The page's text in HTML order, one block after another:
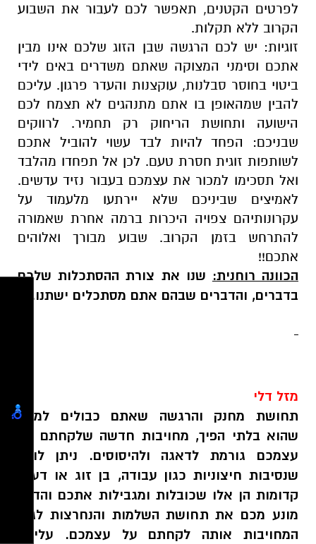
לפרטים הקטנים, תאפשר לכם לעבור את השבוע
הקרוב ללא תקלות.
זוגיות: יש לכם הרגשה שבן הזוג שלכם אינו מבין
אתכם וסימני המצוקה שאתם משדרים באים לידי
ביטוי בחוסר סבלנות, עוקצנות והעדר פרגון. עליכם
להבין שמהאופן בו אתם מתנהגים לא תצמח לכם
הישועה ותחושת הריחוק רק תחמיר. לרווקים
שבניכם: הפחד להיות לבד עשוי להוביל אתכם
לשותפות זוגית חסרת טעם. לכן אל תפחדו מהלבד
ואל תסכימו למכור את עצמכם בעבור נזיד עדשים.
לאמיצים שביניכם שלא יירתעו מלעמוד על
עקרונותיהם צפויה היכרות ברמה אחרת שאמורה
להתרחש בזמן הקרוב. שבוע מבורך ואלוהים
אתכם!!
הכוונה רוחנית: שנו את צורת ההסתכלות שלכם
בדברים, והדברים שבהם אתם מסתכלים ישתנו.
מזל דלי
תחושת מחנק והרגשה שאתם כבולים למצב
שהוא בלתי הפיך, מחויבות חדשה שלקחתם על
עצמכם גורמת לדאגה ולהיסוסים. ניתן לומר
שנסיבות חיצוניות כגון עבודה, בן זוג או דעות
קדומות הן אלו שכובלות ומגבילות אתכם והדבר
מונע מכם את תחושת השלמות והנחרצות לגבי
המחויבות אותה לקחתם על עצמכם. עליכם